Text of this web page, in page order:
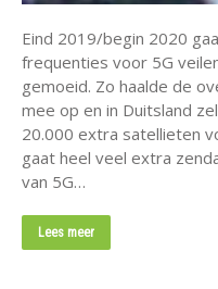
Eind 2019/begin 2020
frequenties voor 5G
gemoeid. Zo haalde de
mee op en in Duitsland
20.000 extra satellieten
gaat heel veel extra
van 5G…
Lees meer